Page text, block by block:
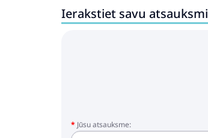
Ierakstiet savu atsauksmi
Jūsu atsauksme: